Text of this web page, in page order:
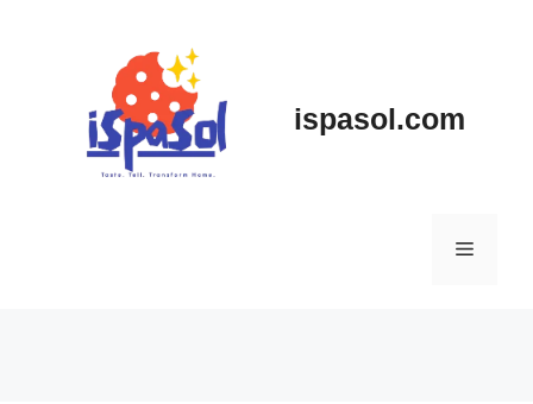
ispasol.com
Menu